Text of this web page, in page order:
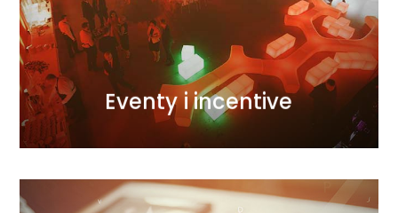
Eventy i incentive
Eventy i incentive
Każdy projekt, mały czy duży, to dla nas wielkie
wydarzenie. Tworzymy je z pasją i kreatywnym
wykorzystaniem nowoczesnych technik. Gale,